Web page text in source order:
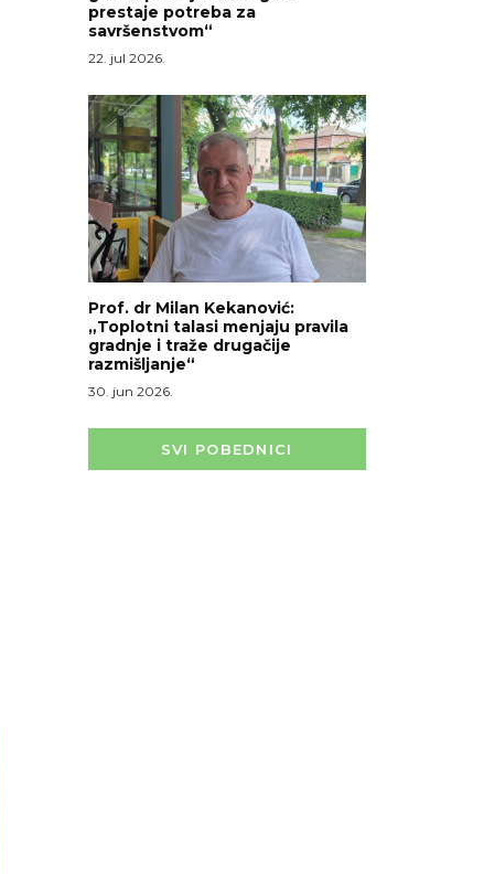
prestaje potreba za
savršenstvom“
22. jul 2026.
Prof. dr Milan Kekanović:
„Toplotni talasi menjaju pravila
gradnje i traže drugačije
razmišljanje“
30. jun 2026.
SVI POBEDNICI